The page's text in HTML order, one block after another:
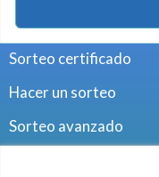
Sorteo certificado
Hacer un sorteo
Sorteo avanzado